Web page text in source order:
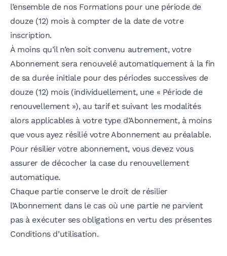
l’ensemble de nos Formations pour une période de
douze (12) mois à compter de la date de votre
inscription.
À moins qu’il n’en soit convenu autrement, votre
Abonnement sera renouvelé automatiquement à la fin
de sa durée initiale pour des périodes successives de
douze (12) mois (individuellement, une « Période de
renouvellement »), au tarif et suivant les modalités
alors applicables à votre type d’Abonnement, à moins
que vous ayez résilié votre Abonnement au préalable.
Pour résilier votre abonnement, vous devez vous
assurer de décocher la case du renouvellement
automatique.
Chaque partie conserve le droit de résilier
l’Abonnement dans le cas où une partie ne parvient
pas à exécuter ses obligations en vertu des présentes
Conditions d’utilisation.